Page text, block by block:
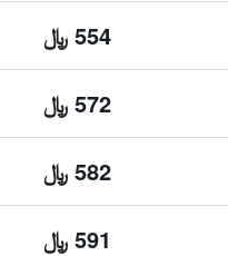
554 ﷼
572 ﷼
582 ﷼
591 ﷼